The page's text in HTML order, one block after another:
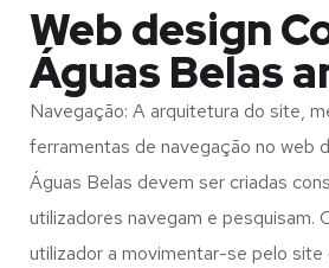
Web design
Águas Belas
Navegação: A arquitetura do site,
ferramentas de navegação no web
Águas Belas devem ser criadas
utilizadores navegam e pesquisam.
utilizador a movimentar-se pelo site